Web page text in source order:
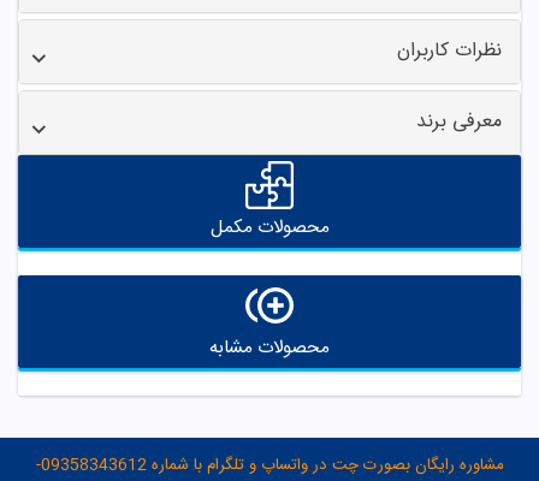
نظرات کاربران
معرفی برند
محصولات مکمل
محصولات مشابه
مشاوره رایگان بصورت چت در واتساپ و تلگرام با شماره 09358343612-